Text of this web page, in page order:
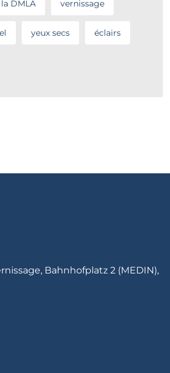
DMLA vernissage
yeux secs éclairs
Bahnhofplatz 2 (MEDIN),